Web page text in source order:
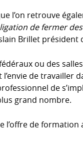
l’on retrouve
de fermer
Brillet président
ou des
de travailler
de
grand nombre.
de formation